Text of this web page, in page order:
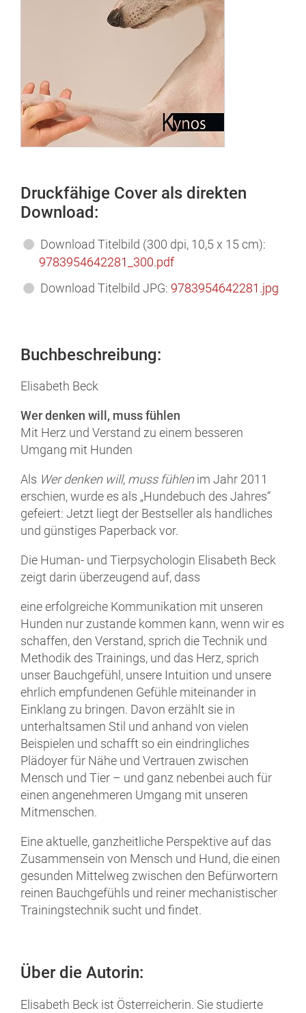
Druckfähige Cover als direkten
Download:
Download Titelbild (300 dpi, 10,5 x 15 cm):
9783954642281_300.pdf
Download Titelbild JPG: 9783954642281.jpg
Buchbeschreibung:
Elisabeth Beck
Wer denken will, muss fühlen
Mit Herz und Verstand zu einem besseren
Umgang mit Hunden
Als Wer denken will, muss fühlenim Jahr 2011
erschien, wurde es als „Hundebuch des Jahres“
gefeiert: Jetzt liegt der Bestseller als handliches
und günstiges Paperback vor.
Die Human- und Tierpsychologin Elisabeth Beck
zeigt darin überzeugend auf, dass
eine erfolgreiche Kommunikation mit unseren
Hunden nur zustande kommen kann, wenn wir es
schaffen, den Verstand, sprich die Technik und
Methodik des Trainings, und das Herz, sprich
unser Bauchgefühl, unsere Intuition und unsere
ehrlich empfundenen Gefühle miteinander in
Einklang zu bringen. Davon erzählt sie in
unterhaltsamen Stil und anhand von vielen
Beispielen und schafft so ein eindringliches
Plädoyer für Nähe und Vertrauen zwischen
Mensch und Tier – und ganz nebenbei auch für
einen angenehmeren Umgang mit unseren
Mitmenschen.
Eine aktuelle, ganzheitliche Perspektive auf das
Zusammensein von Mensch und Hund, die einen
gesunden Mittelweg zwischen den Befürwortern
reinen Bauchgefühls und reiner mechanistischer
Trainingstechnik sucht und findet.
Über die Autorin:
Elisabeth Beck ist Österreicherin. Sie studierte